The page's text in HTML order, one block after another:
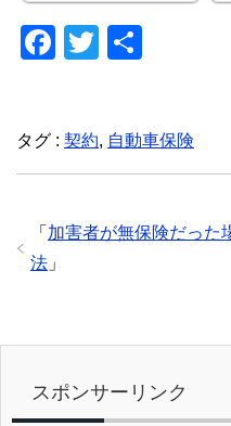
F
e
b
o
o
T
er
タグ : 契約, 自動車保険
「 加害者が無保険だった
法 」
スポンサーリンク